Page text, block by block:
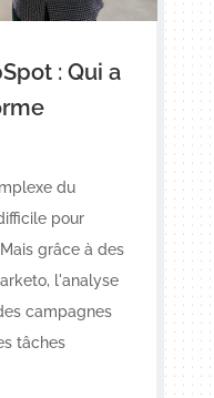
: Qui a
du
pour
grâce à des
l'analyse
campagnes
tâches